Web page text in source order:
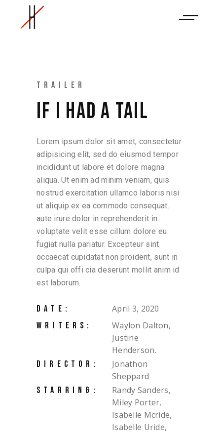
TRAILER
IF I HAD A TAIL
Lorem ipsum dolor sit amet, consectetur
adipisicing elit, sed do eiusmod tempor
incididunt ut labore et dolore magna
aliqua. Ut enim ad minim veniam, quis
nostrud exercitation ullamco laboris nisi
ut aliquip ex ea commodo consequat.
aute irure dolor in reprehenderit in
voluptate velit esse cillum dolore eu
fugiat nulla pariatur. Excepteur sint
occaecat cupidatat non proident, sunt in
culpa qui offi cia deserunt mollit anim id
est laborum.
DATE: April 3, 2020
WRITERS:
Waylon Dalton,
Justine
Henderson.
DIRECTOR:
Jonathon
Sheppard
STARRING:
Randy Sanders,
Miley Porter,
Isabelle Mcride,
Isabelle Uride,